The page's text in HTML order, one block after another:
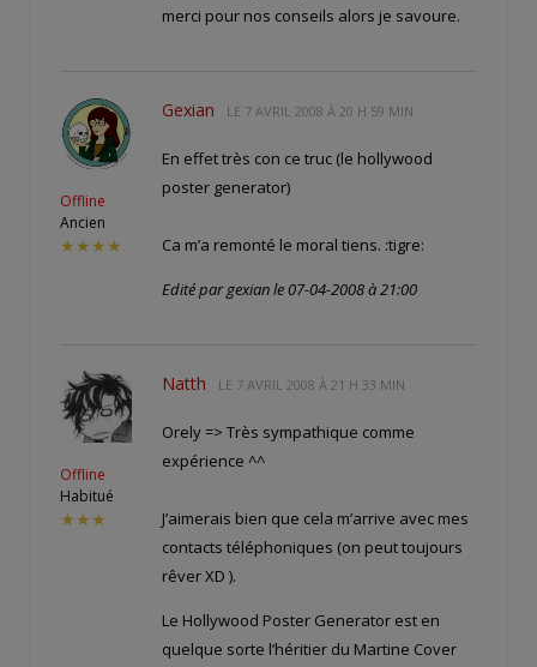
merci pour nos conseils alors je savoure.
Offline
Ancien
★★★★
Gexian LE 7 AVRIL 2008 À 20 H 59 MIN
En effet très con ce truc (le hollywood
poster generator)
Ca m’a remonté le moral tiens. :tigre:
Edité par gexian le 07-04-2008 à 21:00
Offline
Habitué
★★★
Natth LE 7 AVRIL 2008 À 21 H 33 MIN
Orely => Très sympathique comme
expérience ^^
J’aimerais bien que cela m’arrive avec mes
contacts téléphoniques (on peut toujours
rêver XD ).
Le Hollywood Poster Generator est en
quelque sorte l’héritier du Martine Cover